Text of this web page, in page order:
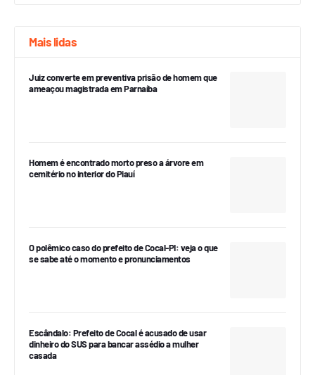
Mais lidas
Juiz converte em preventiva prisão de homem que
ameaçou magistrada em Parnaíba
Homem é encontrado morto preso a árvore em
cemitério no interior do Piauí
O polêmico caso do prefeito de Cocal-PI: veja o que
se sabe até o momento e pronunciamentos
Escândalo: Prefeito de Cocal é acusado de usar
dinheiro do SUS para bancar assédio a mulher
casada